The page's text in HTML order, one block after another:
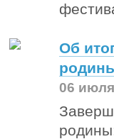
Об
06